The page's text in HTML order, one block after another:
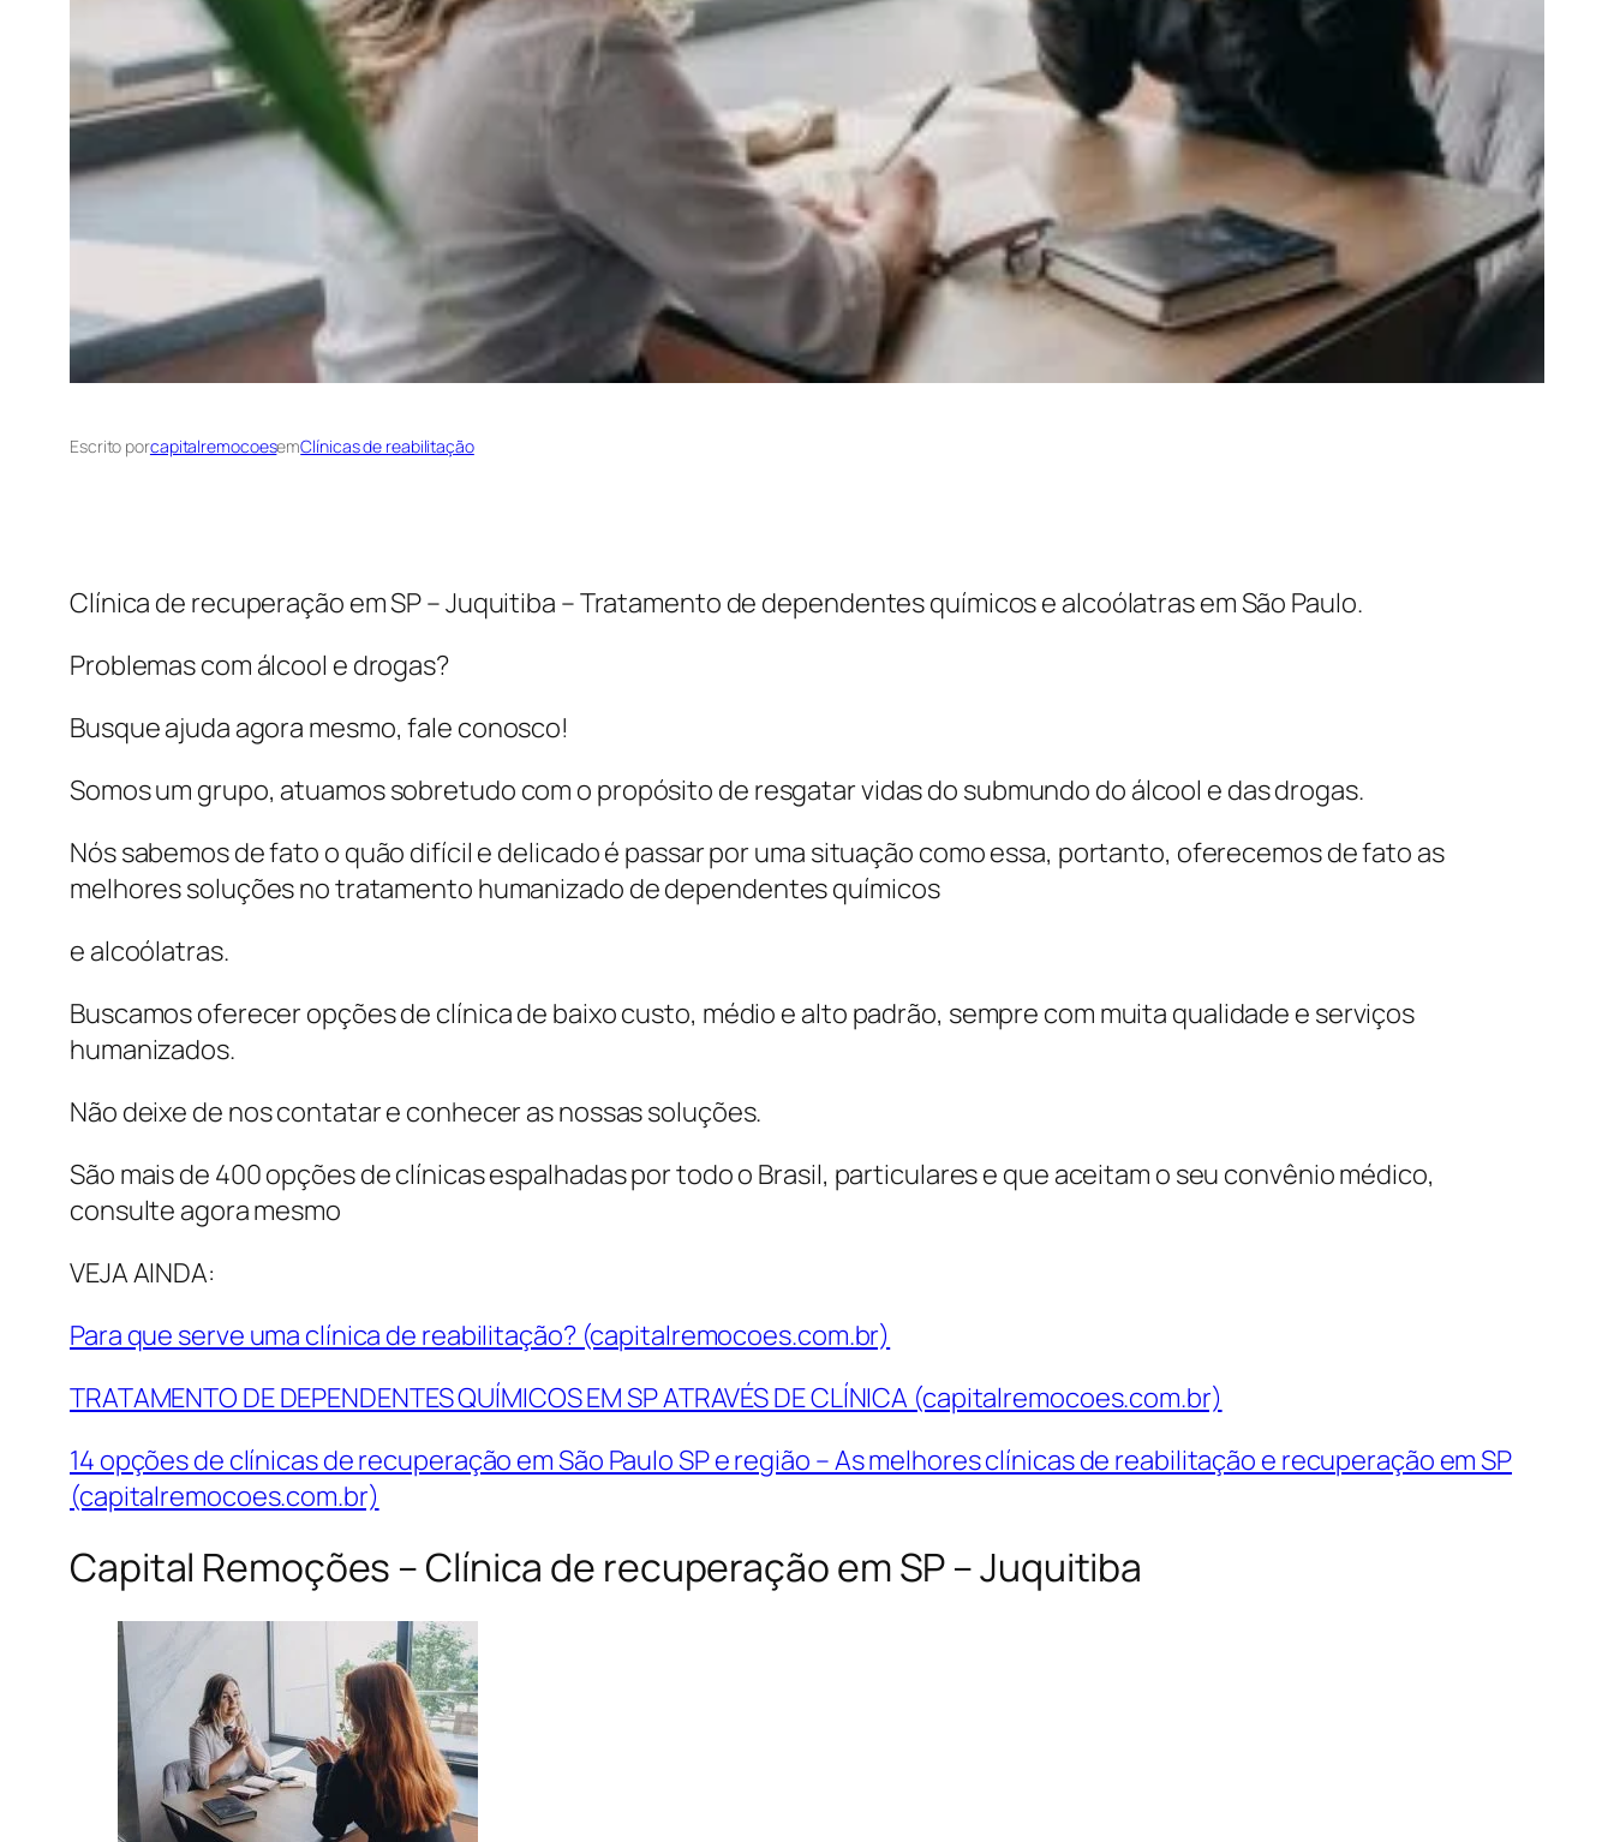
Escrito porcapitalremocoesemClínicas de reabilitação
Clínica de recuperação em SP – Juquitiba – Tratamento de dependentes químicos e alcoólatras em São Paulo.
Problemas com álcool e drogas?
Busque ajuda agora mesmo, fale conosco!
Somos um grupo, atuamos sobretudo com o propósito de resgatar vidas do submundo do álcool e das drogas.
Nós sabemos de fato o quão difícil e delicado é passar por uma situação como essa, portanto, oferecemos de fato as
melhores soluções no tratamento humanizado de dependentes químicos
e alcoólatras.
Buscamos oferecer opções de clínica de baixo custo, médio e alto padrão, sempre com muita qualidade e serviços
humanizados.
Não deixe de nos contatar e conhecer as nossas soluções.
São mais de 400 opções de clínicas espalhadas por todo o Brasil, particulares e que aceitam o seu convênio médico,
consulte agora mesmo
VEJA AINDA:
Para que serve uma clínica de reabilitação? (capitalremocoes.com.br)
TRATAMENTO DE DEPENDENTES QUÍMICOS EM SP ATRAVÉS DE CLÍNICA (capitalremocoes.com.br)
14 opções de clínicas de recuperação em São Paulo SP e região – As melhores clínicas de reabilitação e recuperação em SP
(capitalremocoes.com.br)
Capital Remoções – Clínica de recuperação em SP – Juquitiba